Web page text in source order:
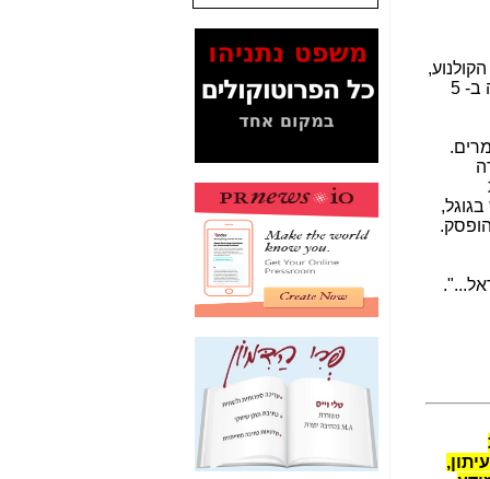
, והתחזית צדקה ב- 5
המסמכים בנושא בזק-
Yes (תיק 4000)
לאיש הלא נכון! -כאן
עובדות ומסמכים
האם ביבי כשר
תקשורת עזר לקב'
בזק? -כאן
מה מקור ה-Fake
News שהביא לתפירת
תיק לביבי והעלמת
החשודים הנכונים -כאן
אחת הרגליים של "תיק
4000 התפור"
התמוטטה היום
בניצחון (כפול) של בזק
-
כאן
איך כתבות מפנקות